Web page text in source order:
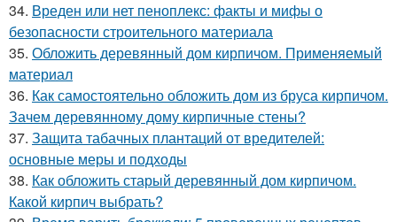
34. Вреден или нет пеноплекс: факты и мифы о
безопасности строительного материала
35. Обложить деревянный дом кирпичом. Применяемый
материал
36. Как самостоятельно обложить дом из бруса кирпичом.
Зачем деревянному дому кирпичные стены?
37. Защита табачных плантаций от вредителей:
основные меры и подходы
38. Как обложить старый деревянный дом кирпичом.
Какой кирпич выбрать?